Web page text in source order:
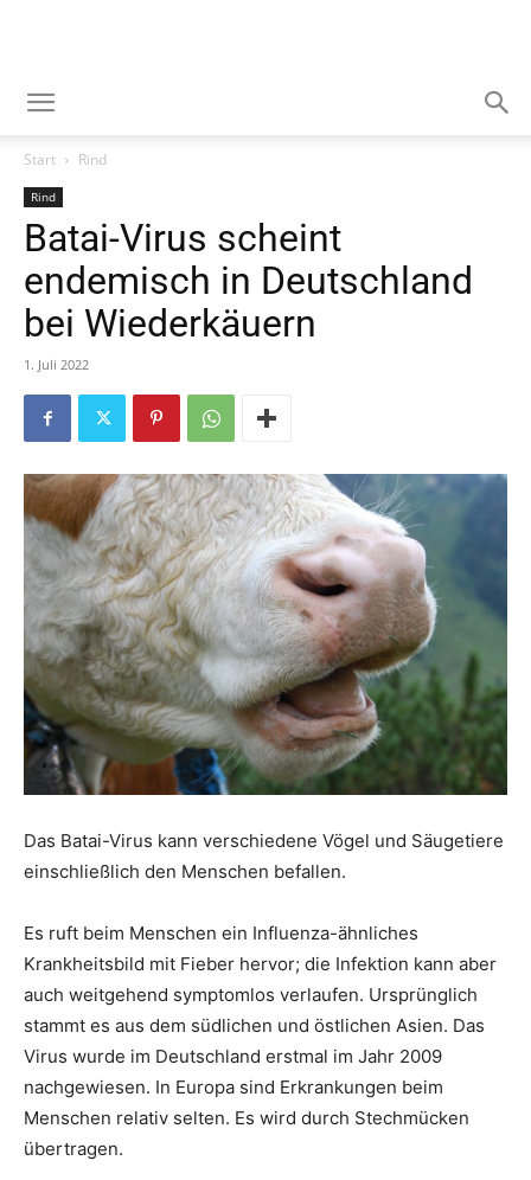
Start Rind
Rind
Batai-Virus scheint
endemisch in Deutschland
bei Wiederkäuern
1. Juli 2022
Das Batai-Virus kann verschiedene Vögel und Säugetiere
einschließlich den Menschen befallen.
Es ruft beim Menschen ein Influenza-ähnliches
Krankheitsbild mit Fieber hervor; die Infektion kann aber
auch weitgehend symptomlos verlaufen. Ursprünglich
stammt es aus dem südlichen und östlichen Asien. Das
Virus wurde im Deutschland erstmal im Jahr 2009
nachgewiesen. In Europa sind Erkrankungen beim
Menschen relativ selten. Es wird durch Stechmücken
übertragen.